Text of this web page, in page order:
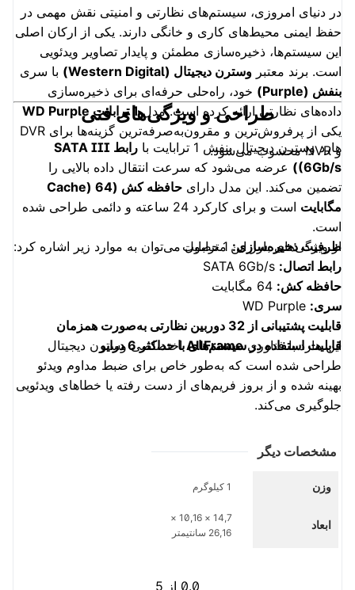
در دنیای امروزی، سیستم‌های نظارتی و امنیتی نقش مهمی در
حفظ ایمنی محیط‌های کاری و خانگی دارند. یکی از ارکان اصلی
این سیستم‌ها، ذخیره‌سازی مطمئن و پایدار تصاویر ویدئویی
است. برند معتبر وسترن دیجیتال (Western Digital)
با سری
بنفش (Purple)
خود، راه‌حلی حرفه‌ای برای ذخیره‌سازی
داده‌های نظارتی ارائه کرده است. مدل1 ترابایت WD Purple
یکی از پرفروش‌ترین و مقرون‌به‌صرفه‌ترین گزینه‌ها برای DVR
و NVR محسوب می‌شود.
طراحی و ویژگی‌های فنی
هارد وسترن دیجیتال بنفش 1 ترابایت با
رابط SATA III
(6Gb/s)
عرضه می‌شود که سرعت انتقال داده بالایی را
تضمین می‌کند. این مدل دارای
حافظه کش (Cache) 64
مگابایت
است و برای کارکرد 24 ساعته و دائمی طراحی شده
است.
از ویژگی‌های بارز این محصول می‌توان به موارد زیر اشاره کرد:
ظرفیت ذخیره‌سازی:1 ترابایت
رابط اتصال:
حافظه کش:
سری:
قابلیت پشتیبانی از 32 دوربین نظارتی به‌صورت همزمان
قابلیت استفاده در سیستم‌های با حداکثر 6 درایو
این هارد با فناوریAllFrameاختصاصی وسترن دیجیتال
طراحی شده است که به‌طور خاص برای ضبط مداوم ویدئو
بهینه شده و از بروز فریم‌های از دست رفته یا خطاهای ویدئویی
جلوگیری می‌کند.
مشخصات دیگر
وزن 1 کیلوگرم
ابعاد
14,7 × 10,16 ×
26,16 سانتیمتر
0.0 از 5